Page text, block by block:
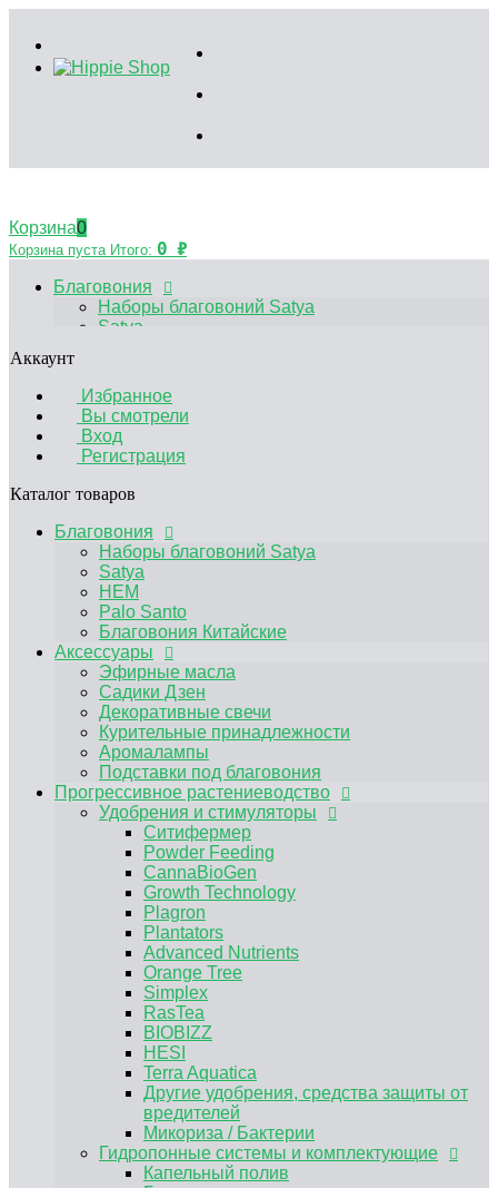
Корзина0
Корзина пуста Итого: 0 ₽
Благовония
Наборы благовоний Satya
Satya
Благовония Китайские
Аксессуары
Эфирные масла
Садики Дзен
Декоративные свечи
Курительные принадлежности
Аромалампы
Подставки под благовония
Прогрессивное растениеводство
Удобрения и стимуляторы
Powder Feeding
CannaBioGen
Growth Technology
Plagron
Plantators
Advanced Nutrients
Orange Tree
Simplex
RasTea
BIOBIZZ
HESI
Terra Aquatica
Другие удобрения, средства защиты от
вредителей
Микориза / Бактерии
Гидропонные системы и комплектующие
Капельный полив
Гидропонные системы
Компрессоры
Помпы погружные
Аэраторные камни
Гроутенты
Комплектующие для гроутента
Гроутенты PROBOX BASIC
Гроутенты PROBOX INDOOR HP master
Гроутенты PROBOX ECOPRO
Освещение для растений
Светильники корпусные
Светодиодные светильники LED quantum
Аккаунт
Избранное
Вы смотрели
Вход
Регистрация
Каталог товаров
Благовония
Наборы благовоний Satya
Satya
HEM
Palo Santo
Благовония Китайские
Аксессуары
Эфирные масла
Садики Дзен
Декоративные свечи
Курительные принадлежности
Аромалампы
Подставки под благовония
Прогрессивное растениеводство
Удобрения и стимуляторы
Ситифермер
Powder Feeding
CannaBioGen
Growth Technology
Plagron
Plantators
Advanced Nutrients
Orange Tree
Simplex
RasTea
BIOBIZZ
HESI
Terra Aquatica
Другие удобрения, средства защиты от
вредителей
Микориза / Бактерии
Гидропонные системы и комплектующие
Капельный полив